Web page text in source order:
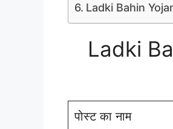
Ladki Bahin
Ladki
पोस्ट का नाम